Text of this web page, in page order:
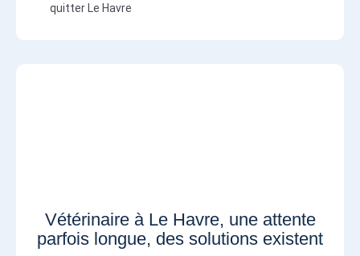
quitter Le Havre
Vétérinaire à Le Havre, une attente
parfois longue, des solutions existent